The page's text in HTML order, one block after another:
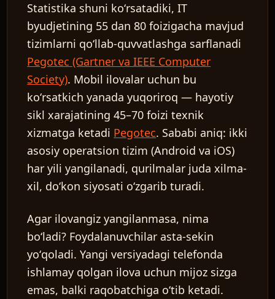
Statistika shuni koʻrsatadiki, IT
byudjetining 55 dan 80 foizigacha mavjud
tizimlarni qoʻllab-quvvatlashga sarflanadi
Pegotec (Gartner va IEEE Computer
Society). Mobil ilovalar uchun bu
koʻrsatkich yanada yuqoriroq — hayotiy
sikl xarajatining 45–70 foizi texnik
xizmatga ketadi Pegotec. Sababi aniq: ikki
asosiy operatsion tizim (Android va iOS)
har yili yangilanadi, qurilmalar juda xilma-
xil, doʻkon siyosati oʻzgarib turadi.
Agar ilovangiz yangilanmasa, nima
boʻladi? Foydalanuvchilar asta-sekin
yoʻqoladi. Yangi versiyadagi telefonda
ishlamay qolgan ilova uchun mijoz sizga
emas, balki raqobatchiga oʻtib ketadi.